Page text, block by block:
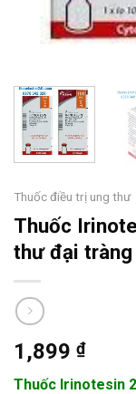
Thuốc điều trị ung thư
Thuốc
thư đại
1,899 ₫
Thuốc Irinotesin